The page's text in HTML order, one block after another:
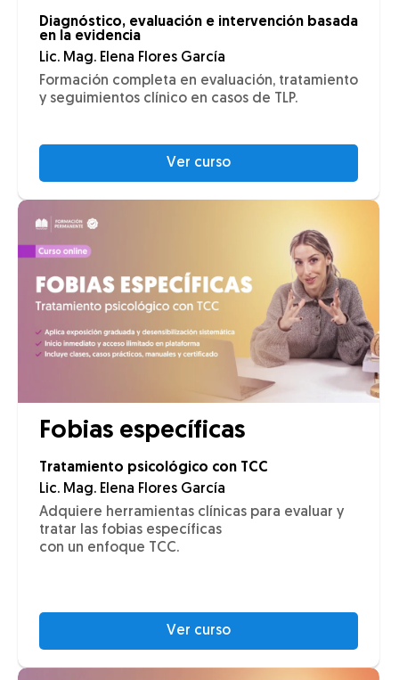
Diagnóstico, evaluación e intervención basada
en la evidencia
Lic. Mag. Elena Flores García
Formación completa en evaluación, tratamiento
y seguimientos clínico en casos de TLP.
Ver curso
Fobias específicas
Tratamiento psicológico con TCC
Lic. Mag. Elena Flores García
Adquiere herramientas clínicas para evaluar y
tratar las fobias específicas
con un enfoque TCC.
Ver curso